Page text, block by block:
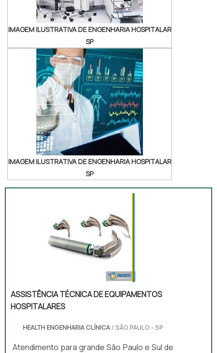
IMAGEM ILUSTRATIVA DE ENGENHARIA HOSPITALAR
SP
IMAGEM ILUSTRATIVA DE ENGENHARIA HOSPITALAR
SP
ASSISTÊNCIA TÉCNICA DE EQUIPAMENTOS
HOSPITALARES
HEALTH ENGENHARIA CLÍNICA/ SÃO PAULO - SP
Atendimento para grande São Paulo e Sul de